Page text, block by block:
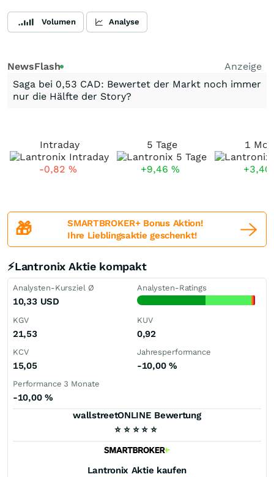
Volumen Analyse
NewsFlash
Anzeige
Saga bei 0,53 CAD: Bewertet der Markt noch immer
nur die Hälfte der Story?
Intraday
-0,82 %
5 Tage
+9,46 %
1
+3,40
🎁
SMARTBROKER+ Bonus Aktion!
Ihre Lieblingsaktie geschenkt!
⚡Lantronix Aktie kompakt
Analysten-Kursziel Ø
10,33 USD
Analysten-Ratings
KGV
21,53
KUV
0,92
KCV
15,05
Jahresperformance
-10,00 %
Performance 3 Monate
-10,00 %
wallstreetONLINE Bewertung
⭐ ⭐ ⭐ ⭐ ⭐
Lantronix Aktie kaufen